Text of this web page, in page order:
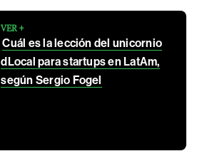
VER +
Cuál es la lección del unicornio
dLocal para startups en LatAm,
según Sergio Fogel